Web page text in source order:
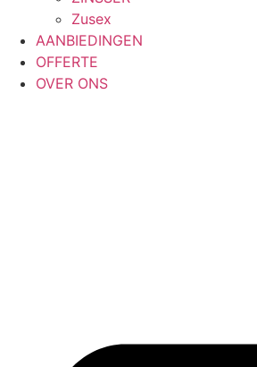
Zusex
AANBIEDINGEN
OFFERTE
OVER ONS